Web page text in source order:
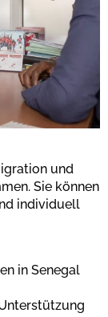
und
Sie können
individuell
in Senegal